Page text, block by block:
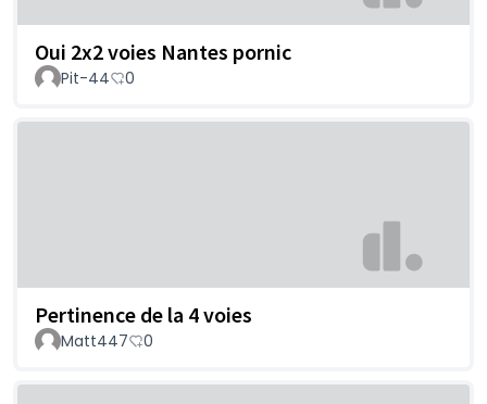
Oui 2x2 voies Nantes pornic
Pit-44 0
Pertinence de la 4 voies
Matt447 0